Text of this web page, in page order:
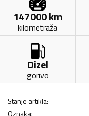
147000km
kilometraža
Dizel
gorivo
Stanje artikla:
Oznaka: